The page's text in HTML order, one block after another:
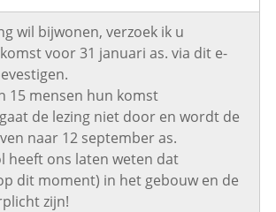
wil bijwonen, verzoek ik u
voor 31 januari as. via dit e-
15 mensen hun komst
de lezing niet door en wordt de
naar 12 september as.
heeft ons laten weten dat
dit moment) in het gebouw en de
zijn!